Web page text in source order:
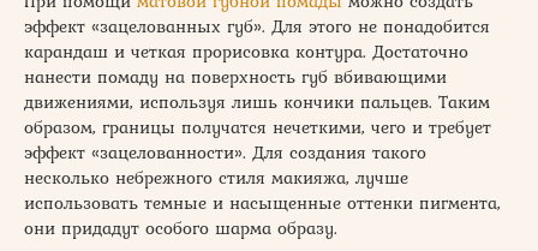
эффект «зацелованных губ». Для этого не понадобится
карандаш и четкая прорисовка контура. Достаточно
нанести помаду на поверхность губ вбивающими
движениями, используя лишь кончики пальцев. Таким
образом, границы получатся нечеткими, чего и требует
эффект «зацелованности». Для создания такого
несколько небрежного стиля макияжа, лучше
использовать темные и насыщенные оттенки пигмента,
они придадут особого шарма образу.